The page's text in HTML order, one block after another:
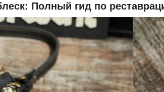
Полный гид по